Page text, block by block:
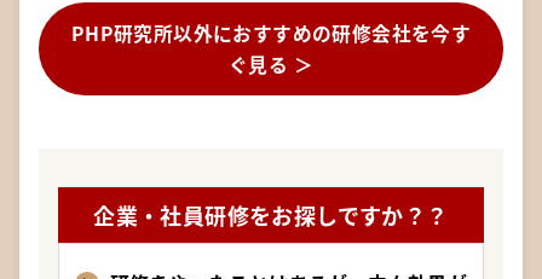
PHP研究所以外におすすめの研修会社を今す
ぐ見る ＞
企業・社員研修をお探しですか？？